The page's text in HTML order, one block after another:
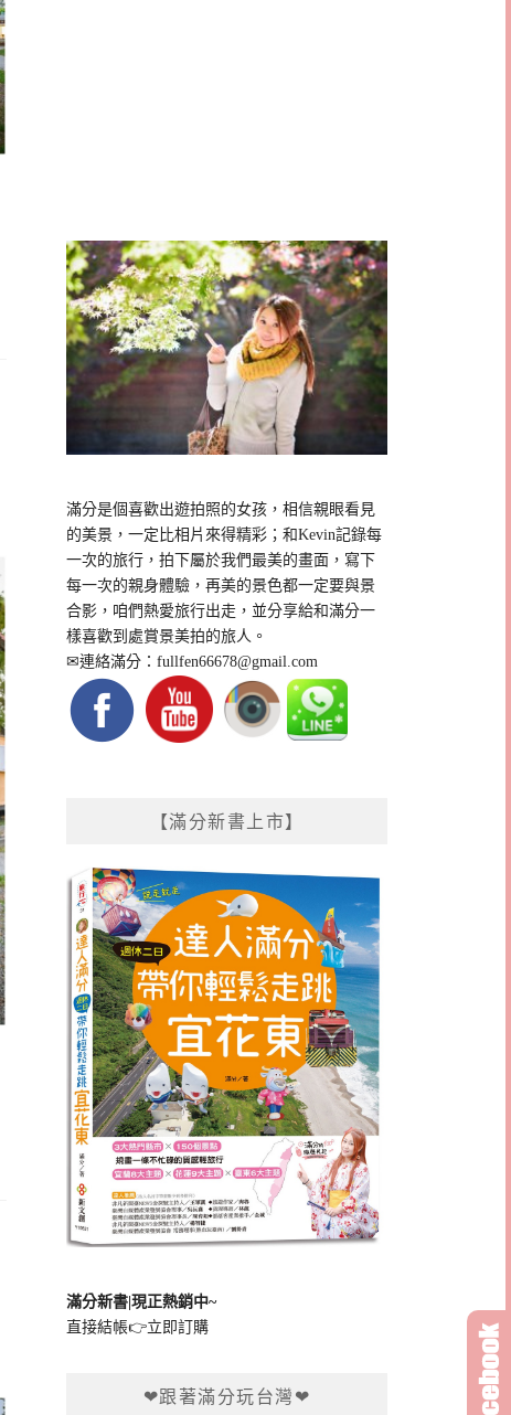
滿分是個喜歡出遊拍照的女孩，相信親眼看見
的美景，一定比相片來得精彩；和Kevin記錄每
一次的旅行，拍下屬於我們最美的畫面，寫下
每一次的親身體驗，再美的景色都一定要與景
合影，咱們熱愛旅行出走，並分享給和滿分一
樣喜歡到處賞景美拍的旅人。
✉連絡滿分：fullfen66678@gmail.com
【滿分新書上市】
滿分新書|現正熱銷中~
直接結帳👉立即訂購
❤跟著滿分玩台灣❤